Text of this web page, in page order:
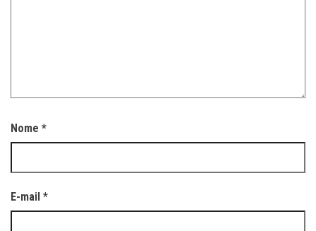
Nome *
E-mail *